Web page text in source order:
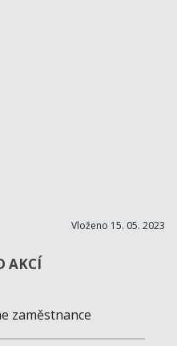
Vloženo 15. 05. 2023
AKCÍ
zaměstnance